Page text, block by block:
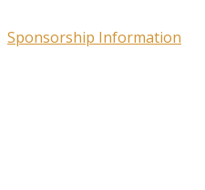
Sponsorship Information